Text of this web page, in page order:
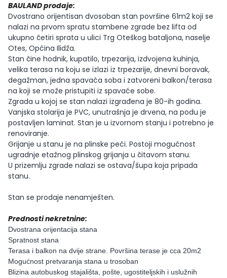
BAULAND prodaje:
Dvostrano orijentisan dvosoban stan površine 61m2 koji se
nalazi na prvom spratu stambene zgrade bez lifta od
ukupno četiri sprata u ulici Trg Oteškog bataljona, naselje
Otes, Općina Ilidža.
Stan čine hodnik, kupatilo, trpezarija, izdvojena kuhinja,
velika terasa na koju se izlazi iz trpezarije, dnevni boravak,
degažman, jedna spavaća soba i zatvoreni balkon/terasa
na koji se može pristupiti iz spavaće sobe.
Zgrada u kojoj se stan nalazi izgrađena je 80-ih godina.
Vanjska stolarija je PVC, unutrašnja je drvena, na podu je
postavljen laminat. Stan je u izvornom stanju i potrebno je
renoviranje.
Grijanje u stanu je na plinske peći. Postoji mogućnost
ugradnje etažnog plinskog grijanja u čitavom stanu.
U prizemlju zgrade nalazi se ostava/šupa koja pripada
stanu.
Stan se prodaje nenamješten.
Prednosti nekretnine:
Dvostrana orijentacija stana
Spratnost stana
Terasa i balkon na dvije strane. Površina terase je cca 20m2
Mogućnost pretvaranja stana u trosoban
Blizina autobuskog stajališta, pošte, ugostiteljskih i uslužnih